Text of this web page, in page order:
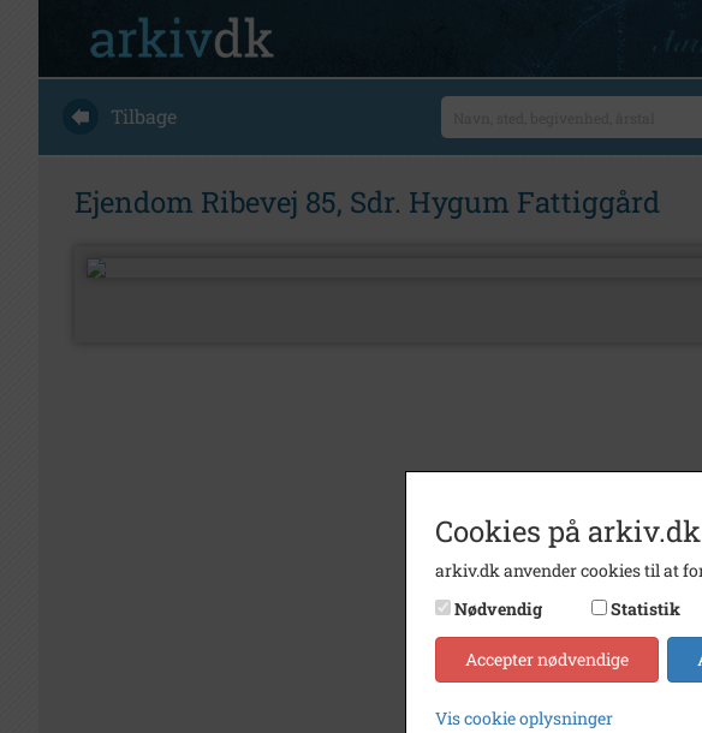
Tilbage
Ejendom Ribevej 85, Sdr. Hygum Fattiggård
Cookies på arkiv.dk
arkiv.dk anvender cookies til at
Nødvendig
Statistik
Accepter nødvendige
Vis cookie oplysninger